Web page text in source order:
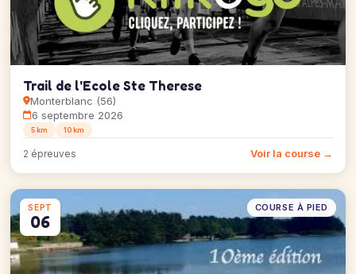
Trail de l'Ecole Ste Therese
Monterblanc (56)
6 septembre 2026
5 km 10 km
2 épreuves Voir la course →
SEPT
06
COURSE À PIED